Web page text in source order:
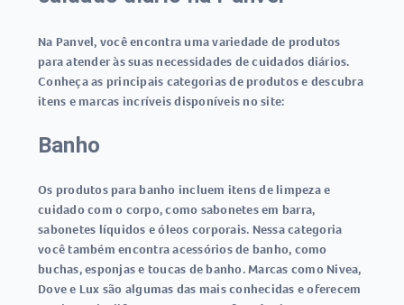
Na Panvel, você encontra uma variedade de produtos
para atender às suas necessidades de cuidados diários.
Conheça as principais categorias de produtos e descubra
itens e marcas incríveis disponíveis no site:
Banho
Os produtos para banho incluem itens de limpeza e
cuidado com o corpo, como sabonetes em barra,
sabonetes líquidos e óleos corporais. Nessa categoria
você também encontra acessórios de banho, como
buchas, esponjas e toucas de banho. Marcas como Nivea,
Dove e Lux são algumas das mais conhecidas e oferecem